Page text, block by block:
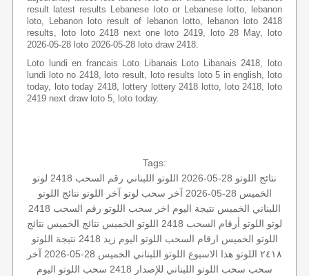
result latest results Lebanese loto or Lebanese lotto, lebanon
loto, Lebanon loto result of lebanon lotto, lebanon loto 2418
results, loto loto 2418 next one loto 2419, loto 28 May, loto
2026-05-28 loto 2026-05-28 loto draw 2418.
Loto lundi en francais Loto Libanais Loto Libanais 2418, loto
lundi loto no 2418, loto result, loto results loto 5 in english, loto
today, loto today 2418, lottery lottery 2418 lotto, loto 2418, loto
2419 next draw loto 5, loto today.
Tags:
نتائج اللوتو 28-05-2026
اللوتو اللبناني رقم السحب 2418
لوتو
الخميس 28-05-2026
آخر سحب لوتو آخر اللوتو نتائج اللوتو
اللبناني الخميس نتيجة اليوم اخر سحب اللوتو رقم السحب 2418
لوتو اللوتو أرقام السحب 2418 اللوتو الخميس نتائج الخميس نتائج
اللوتو الخميس ارقام السحب اللوتو اليوم زيد 2418
نتيجة اللوتو
٢٤١٨ اللوتو هذا الاسبوع اللوتو اللبناني الخميس 28-05-2026
آخر
سحب سحب اللوتو اللبناني للإصدار 2418
سحب اللوتو اليوم